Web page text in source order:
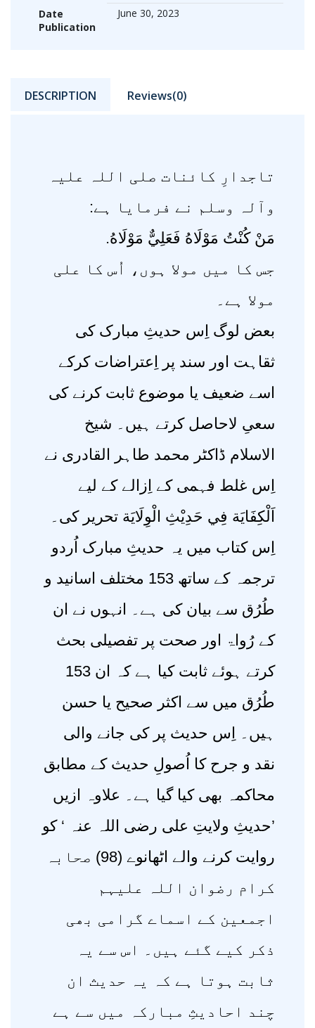
Date
Publication
June 30, 2023
DESCRIPTION Reviews(0)
تاجدارِ کائنات صلی اللہ علیہ
وآلہ وسلم نے فرمایا ہے:
مَنْ کُنْتُ مَوْلَاهُ فَعَلِيٌّ مَوْلَاهُ.
جس کا میں مولا ہوں، اُس کا علی
مولا ہے۔
بعض لوگ اِس حدیثِ مبارک کی
ثقاہت اور سند پر اِعتراضات کرکے
اسے ضعیف یا موضوع ثابت کرنے کی
سعیِ لاحاصل کرتے ہیں۔ شیخ
الاسلام ڈاکٹر محمد طاہر القادری نے
اِس غلط فہمی کے اِزالے کے لیے
اَلْکِفَایَة فِي حَدِیْثِ الْوِلَایَة تحریر کی۔
اِس کتاب میں یہ حدیثِ مبارک اُردو
ترجمہ کے ساتھ 153 مختلف اسانید و
طُرُق سے بیان کی ہے۔ انہوں نے ان
کے رُواۃ اور صحت پر تفصیلی بحث
کرتے ہوئے ثابت کیا ہے کہ ان 153
طُرُق میں سے اکثر صحیح یا حسن
ہیں۔ اِس حدیث پر کی جانے والی
نقد و جرح کا اُصولِ حدیث کے مطابق
محاکمہ بھی کیا گیا ہے۔ علاوہ ازیں
’حدیثِ ولایتِ علی رضی اللہ عنہ ‘ کو
روایت کرنے والے اٹھانوے (98) صحابہ
کرام رضوان اللہ علیہم
اجمعین کے اسماے گرامی بھی
ذکر کیے گئے ہیں۔ اس سے یہ
ثابت ہوتا ہے کہ یہ حدیث ان
چند احادیثِ مبارکہ میں سے ہے